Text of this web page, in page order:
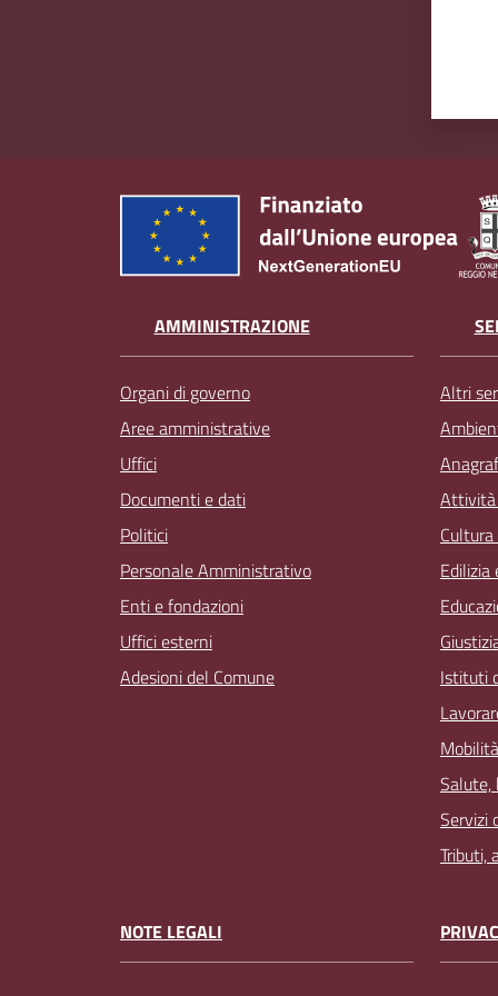
AMMINISTRAZIONE
Organi di governo
Aree amministrative
Uffici
Documenti e dati
Politici
Personale Amministrativo
Enti e fondazioni
Uffici esterni
Adesioni del Comune
Altri
Attività
Edilizia
Istituti
Salute,
Servizi
Tributi,
NOTE LEGALI